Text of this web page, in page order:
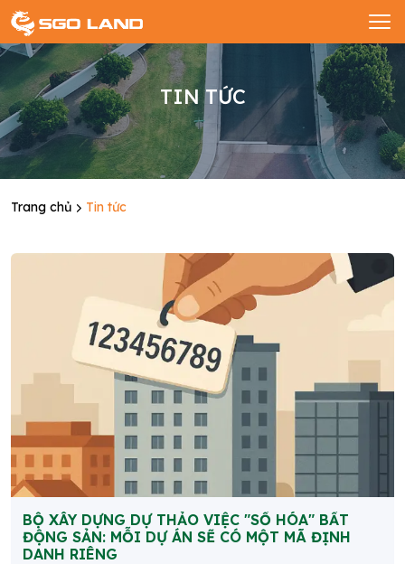
TIN TỨC
Trang chủ Tin tức
BỘ XÂY DỰNG DỰ THẢO VIỆC "SỐ HÓA" BẤT
ĐỘNG SẢN: MỖI DỰ ÁN SẼ CÓ MỘT MÃ ĐỊNH
DANH RIÊNG